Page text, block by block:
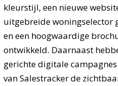
kleurstijl, een nieuwe
uitgebreide woningselector
en een hoogwaardige
ontwikkeld. Daarnaast
gerichte digitale
van Salestracker de